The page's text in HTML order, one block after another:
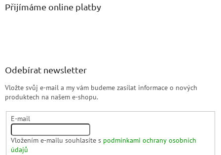
Přijímáme online platby
Odebírat newsletter
Vložte svůj e-mail a my vám budeme zasílat informace o nových
produktech na našem e-shopu.
E-mail
Vložením e-mailu souhlasíte s podmínkami ochrany osobních
údajů